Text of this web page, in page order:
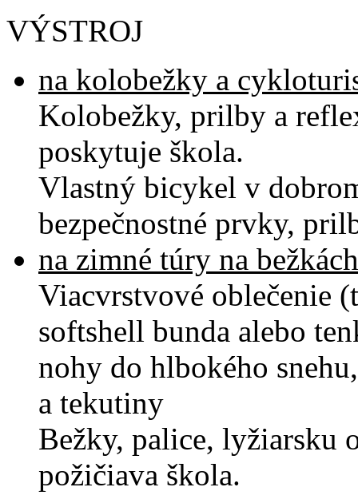
VÝSTROJ
na kolobežky a
Kolobežky, prilby a
poskytuje škola.
Vlastný bicykel v
bezpečnostné prvky,
na zimné túry na
Viacvrstvové oblečenie
softshell bunda alebo
nohy do hlbokého
a tekutiny
Bežky, palice, lyžiarsku
požičiava škola.